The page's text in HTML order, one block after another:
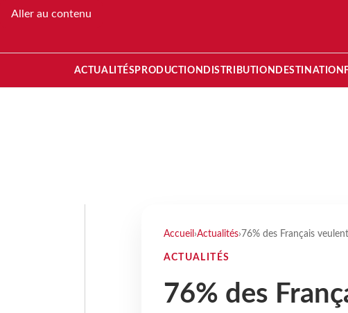
Aller au contenu
ACTUALITÉS PRODUCTION DISTRIBUTION DESTINATION
Accueil ›Actualités› 76% des Français
ACTUALITÉS
76% des